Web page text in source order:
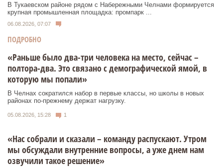
В Тукаевском районе рядом с Набережными Челнами формируется
крупная промышленная площадка: промпарк ...
06.08.2026, 07:07
ПОДРОБНО
«Раньше было два-три человека на место, сейчас –
полтора-два. Это связано с демографической ямой, в
которую мы попали»
В Челнах сократился набор в первые классы, но школы в новых
районах по-прежнему держат нагрузку.
05.08.2026, 15:28 1
«Нас собрали и сказали – команду распускают. Утром
мы обсуждали внутренние вопросы, а уже днем нам
озвучили такое решение»